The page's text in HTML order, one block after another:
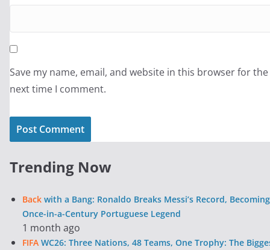
Save my name, email, and website in this browser for the
next time I comment.
Trending Now
Back with a Bang: Ronaldo Breaks Messi’s Record,
Once-in-a-Century Portuguese Legend
1 month ago
FIFA WC26: Three Nations, 48 Teams, One Trophy: The